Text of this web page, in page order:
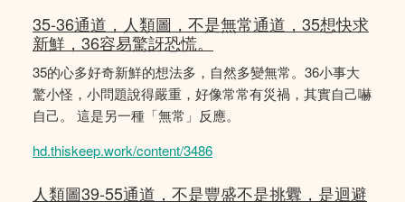
35-36通道，人類圖，不是無常通道，35想快求
新鮮，36容易驚訝恐慌。
35的心多好奇新鮮的想法多，自然多變無常。36小事大
驚小怪，小問題說得嚴重，好像常常有災禍，其實自己嚇
自己。 這是另一種「無常」反應。
hd.thiskeep.work/content/3486
人類圖39-55通道，不是豐盛不是挑釁，是迴避